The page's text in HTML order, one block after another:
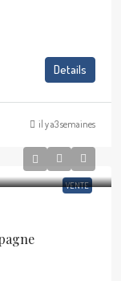
Details
il y a3 semaines
VENTE